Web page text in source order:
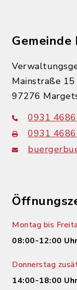
Gemeinde
Mainstraße 15
97276
0931
0931
Montag bis
08:00-12:00
Donnerstag
14:00-18:00